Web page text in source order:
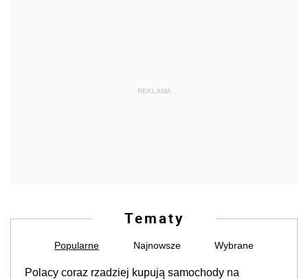
REKLAMA
Tematy
Popularne Najnowsze Wybrane
Polacy coraz rzadziej kupują samochody na